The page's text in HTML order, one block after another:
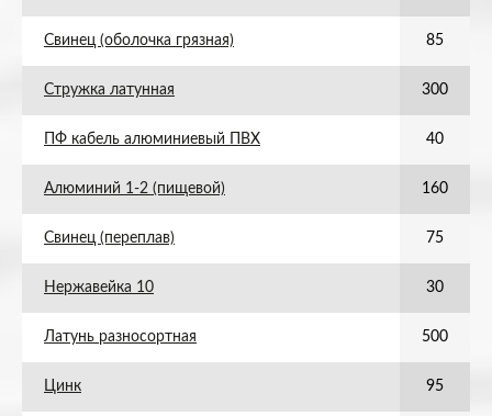
Свинец (оболочка грязная) 85
Стружка латунная 300
ПФ кабель алюминиевый ПВХ 40
Алюминий 1-2 (пищевой) 160
Свинец (переплав) 75
Нержавейка 10 30
Латунь разносортная 500
Цинк 95